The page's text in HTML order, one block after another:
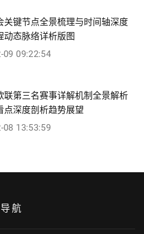
关键节点全景梳理与时间轴深度
动态脉络详析版图
09 09:22:54
联第三名赛事详解机制全景解析
点深度剖析趋势展望
08 13:53:59
导航